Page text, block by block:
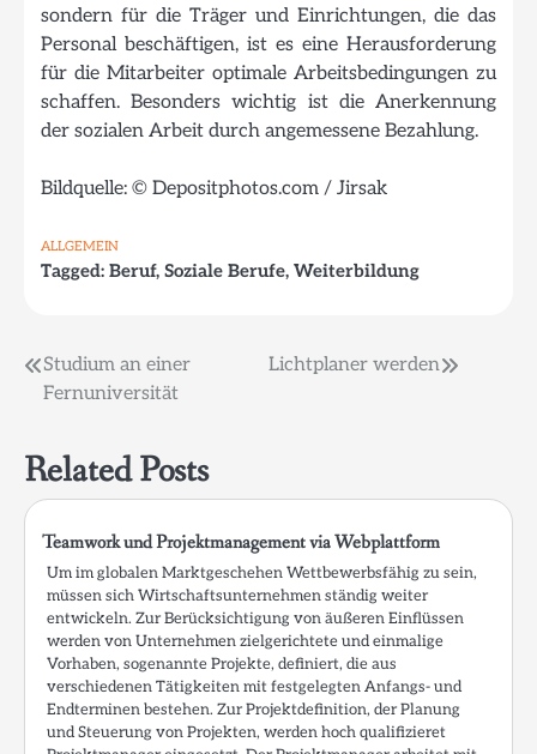
sondern für die Träger und Einrichtungen, die das
Personal beschäftigen, ist es eine Herausforderung
für die Mitarbeiter optimale Arbeitsbedingungen zu
schaffen. Besonders wichtig ist die Anerkennung
der sozialen Arbeit durch angemessene Bezahlung.
Bildquelle: © Depositphotos.com / Jirsak
ALLGEMEIN
Tagged: Beruf, Soziale Berufe, Weiterbildung
Beitragsnavigation
Studium an einer
Fernuniversität
Lichtplaner werden
Related Posts
Teamwork und Projektmanagement via Webplattform
Um im globalen Marktgeschehen Wettbewerbsfähig zu sein,
müssen sich Wirtschaftsunternehmen ständig weiter
entwickeln. Zur Berücksichtigung von äußeren Einflüssen
werden von Unternehmen zielgerichtete und einmalige
Vorhaben, sogenannte Projekte, definiert, die aus
verschiedenen Tätigkeiten mit festgelegten Anfangs- und
Endterminen bestehen. Zur Projektdefinition, der Planung
und Steuerung von Projekten, werden hoch qualifizieret